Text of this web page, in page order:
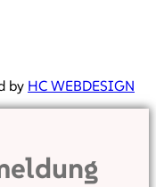
by HC WEBDESIGN